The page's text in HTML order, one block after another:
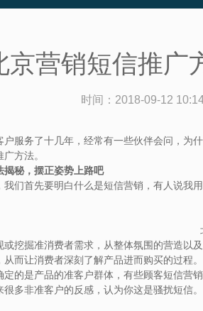
京营销短信推广
时间： 2018-09-12
务了十几年，经常有一些伙伴会问，为
方法。
揭秘，摆正姿势上路吧
首先要明白什么是短信营销，有人说我
掘准消费者需求，从整体氛围的营造以
让消费者深刻了解产品进而购买的过程
是产品的准客户群体，有些顾客短信营
多非准客户的反感，认为你这是骚扰短信。